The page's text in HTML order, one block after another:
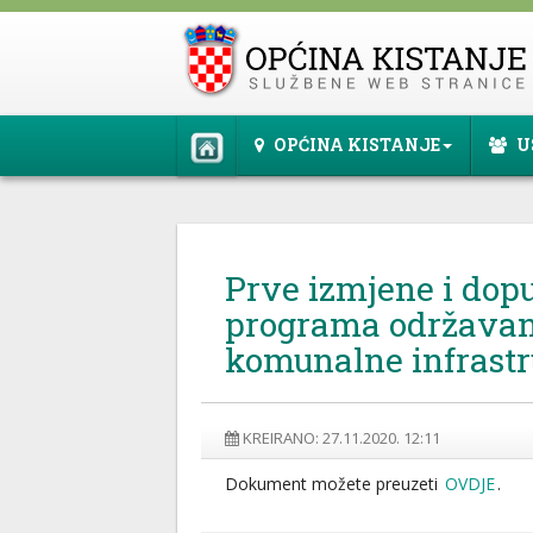
OPĆINA KISTANJE
Prve izmjene i
programa
komunalne
KREIRANO: 27.11.2020. 12:11
Dokument možete preuzeti OVDJE.